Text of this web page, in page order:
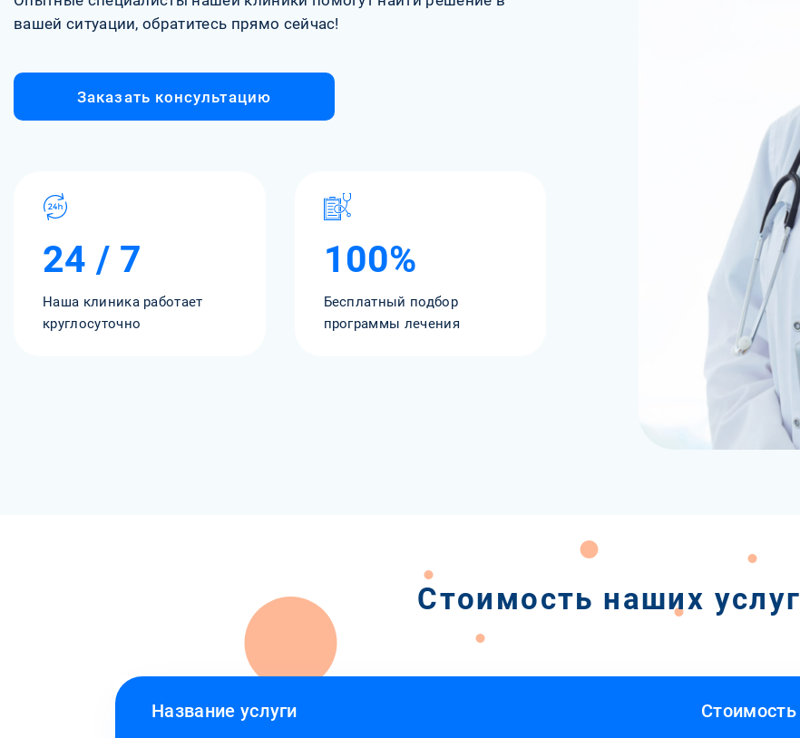
вашей ситуации, обратитесь прямо сейчас!
Заказать консультацию
24 / 7
Наша клиника работает
круглосуточно
100%
Бесплатный подбор
программы лечения
Стоимость наших услуг
Название услуги Стоимость